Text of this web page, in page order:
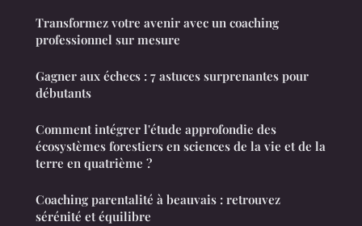
Transformez votre avenir avec un coaching
professionnel sur mesure
Gagner aux échecs : 7 astuces surprenantes pour
débutants
Comment intégrer l'étude approfondie des
écosystèmes forestiers en sciences de la vie et de la
terre en quatrième ?
Coaching parentalité à beauvais : retrouvez
sérénité et équilibre